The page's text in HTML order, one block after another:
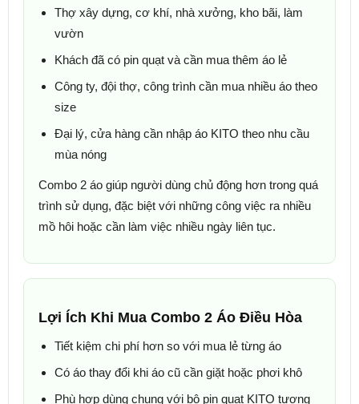
Thợ xây dựng, cơ khí, nhà xưởng, kho bãi, làm
vườn
Khách đã có pin quạt và cần mua thêm áo lẻ
Công ty, đội thợ, công trình cần mua nhiều áo theo
size
Đại lý, cửa hàng cần nhập áo KITO theo nhu cầu
mùa nóng
Combo 2 áo giúp người dùng chủ động hơn trong quá
trình sử dụng, đặc biệt với những công việc ra nhiều
mồ hôi hoặc cần làm việc nhiều ngày liên tục.
Lợi Ích Khi Mua Combo 2 Áo Điều Hòa
Tiết kiệm chi phí hơn so với mua lẻ từng áo
Có áo thay đổi khi áo cũ cần giặt hoặc phơi khô
Phù hợp dùng chung với bộ pin quạt KITO tương